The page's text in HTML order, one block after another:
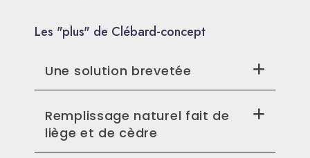
Les "plus" de Clébard-concept
Une solution brevetée
Remplissage naturel fait de
liège et de cèdre